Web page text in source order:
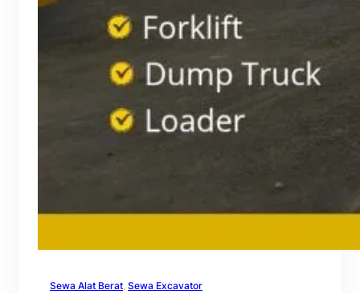
Sewa Alat Berat, Sewa Excavator